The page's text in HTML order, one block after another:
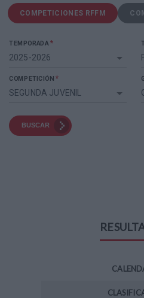
COMPETICIONES RFFM
TEMPORADA*
2025-2026
COMPETICIÓN *
SEGUNDA JUVENIL
BUSCAR